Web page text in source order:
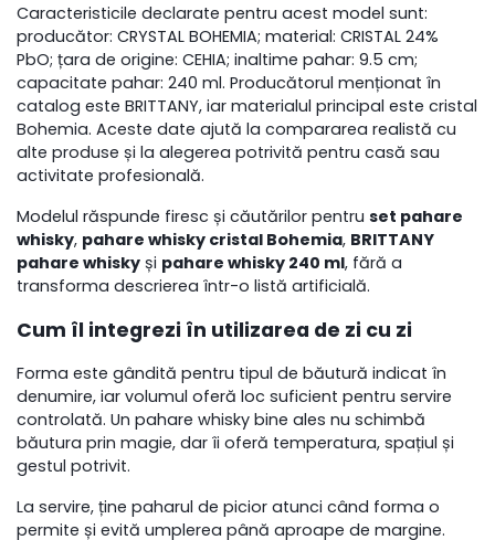
Caracteristicile declarate pentru acest model sunt:
producător: CRYSTAL BOHEMIA; material: CRISTAL 24%
PbO; țara de origine: CEHIA; inaltime pahar: 9.5 cm;
capacitate pahar: 240 ml. Producătorul menționat în
catalog este BRITTANY, iar materialul principal este cristal
Bohemia. Aceste date ajută la compararea realistă cu
alte produse și la alegerea potrivită pentru casă sau
activitate profesională.
Modelul răspunde firesc și căutărilor pentruset pahare
whisky, pahare whisky cristal Bohemia, BRITTANY
pahare whisky și pahare whisky 240 ml, fără a
transforma descrierea într-o listă artificială.
Cum îl integrezi în utilizarea de zi cu zi
Forma este gândită pentru tipul de băutură indicat în
denumire, iar volumul oferă loc suficient pentru servire
controlată. Un pahare whisky bine ales nu schimbă
băutura prin magie, dar îi oferă temperatura, spațiul și
gestul potrivit.
La servire, ține paharul de picior atunci când forma o
permite și evită umplerea până aproape de margine.